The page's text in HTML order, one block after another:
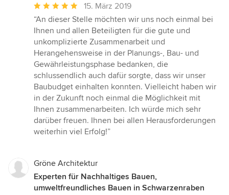
Durchschnittliche
Bewertung:
5
von
5
Sternen
15. März 2019
“An dieser Stelle möchten wir uns noch einmal bei
Ihnen und allen Beteiligten für die gute und
unkomplizierte Zusammenarbeit und
Herangehensweise in der Planungs-, Bau- und
Gewährleistungsphase bedanken, die
schlussendlich auch dafür sorgte, dass wir unser
Baubudget einhalten konnten. Vielleicht haben wir
in der Zukunft noch einmal die Möglichkeit mit
Ihnen zusammenarbeiten. Ich würde mich sehr
darüber freuen. Ihnen bei allen Herausforderungen
weiterhin viel Erfolg!”
Gröne Architektur
Experten für Nachhaltiges Bauen,
umweltfreundliches Bauen in Schwarzenraben